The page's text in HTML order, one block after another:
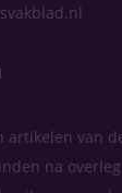
artikelen van
na